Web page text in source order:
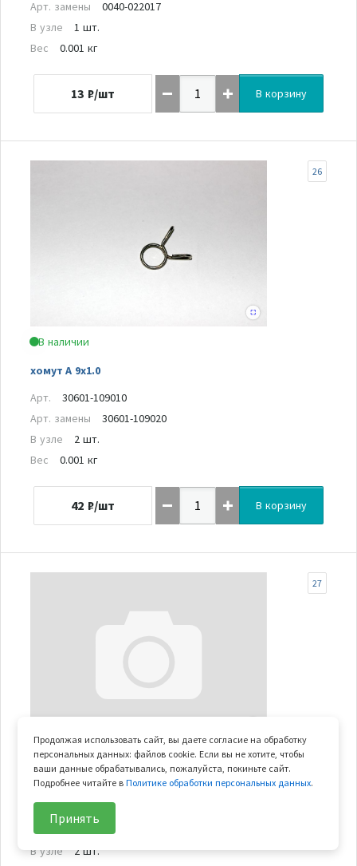
Арт. замены
0040-022017
В узле
1 шт.
Вес
0.001 кг
13 ₽/шт В корзину
В наличии
хомут A 9x1.0
26
Арт.
30601-109010
Арт. замены
30601-109020
В узле
2 шт.
Вес
0.001 кг
42 ₽/шт В корзину
В наличии
хомут ф7
27
Арт.
30601-107010
Арт. замены
30601-107030
В узле
2 шт.
Продолжая использовать сайт, вы даете согласие на обработку
персональных данных: файлов cookie. Если вы не хотите, чтобы
ваши данные обрабатывались, пожалуйста, покиньте сайт.
Подробнее читайте вПолитике обработки персональных данных.
Принять